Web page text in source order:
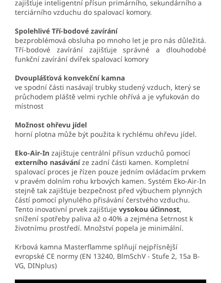
zajišťuje inteligentní přísun primárního, sekundárního a
terciárního vzduchu do spalovací komory.
Spolehlivé Tří-bodové zavírání
bezproblémová obsluha po mnoho let je pro nás důležitá.
Tří-bodové zavírání zajišťuje správné a dlouhodobé
funkční zavírání dvířek spalovací komory
Dvouplášťová konvekční kamna
ve spodní části nasávají trubky studený vzduch, který se
průchodem pláště velmi rychle ohřívá a je vyfukován do
místnost
Možnost ohřevu jídel
horní plotna může být použita k rychlému ohřevu jídel.
Eko-Air-In zajištuje centrální přísun vzduchů pomocí
externího nasáváníze zadní části kamen. Kompletní
spalovací proces je řízen pouze jedním ovládacím prvkem
v pravém dolním rohu krbových kamen. Systém Eko-Air-In
stejně tak zajišťuje bezpečnost před výbuchem plynných
částí pomocí plynulého přisávání čerstvého vzduchu.
Tento inovativní prvek zajišťuje vysokou účinnost,
snížení spotřeby paliva až o 40% a zejména šetrnost k
životnímu prostředí. Množství popela je minimální.
Krbová kamna Masterflamme splňují nejpřísnější
evropské CE normy (EN 13240, BlmSchV - Stufe 2, 15a B-
VG, DINplus)